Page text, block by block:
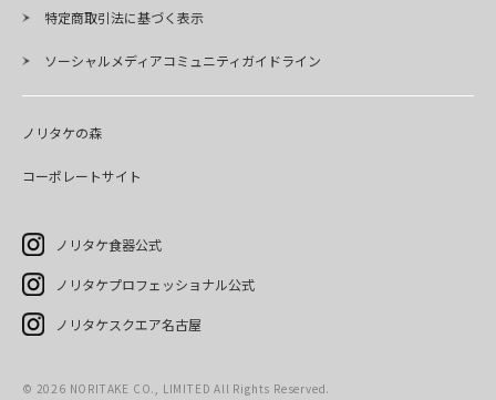
特定商取引法に基づく表示
ソーシャルメディアコミュニティガイドライン
ノリタケの森
コーポレートサイト
ノリタケ食器公式
ノリタケプロフェッショナル公式
ノリタケスクエア名古屋
© 2026 NORITAKE CO., LIMITED All Rights Reserved.